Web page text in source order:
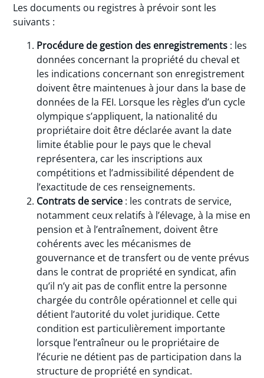
Les documents ou registres à prévoir sont les
suivants :
Procédure de gestion des enregistrements : les
données concernant la propriété du cheval et
les indications concernant son enregistrement
doivent être maintenues à jour dans la base de
données de la FEI. Lorsque les règles d’un cycle
olympique s’appliquent, la nationalité du
propriétaire doit être déclarée avant la date
limite établie pour le pays que le cheval
représentera, car les inscriptions aux
compétitions et l’admissibilité dépendent de
l’exactitude de ces renseignements.
Contrats de service : les contrats de service,
notamment ceux relatifs à l’élevage, à la mise en
pension et à l’entraînement, doivent être
cohérents avec les mécanismes de
gouvernance et de transfert ou de vente prévus
dans le contrat de propriété en syndicat, afin
qu’il n’y ait pas de conflit entre la personne
chargée du contrôle opérationnel et celle qui
détient l’autorité du volet juridique. Cette
condition est particulièrement importante
lorsque l’entraîneur ou le propriétaire de
l’écurie ne détient pas de participation dans la
structure de propriété en syndicat.